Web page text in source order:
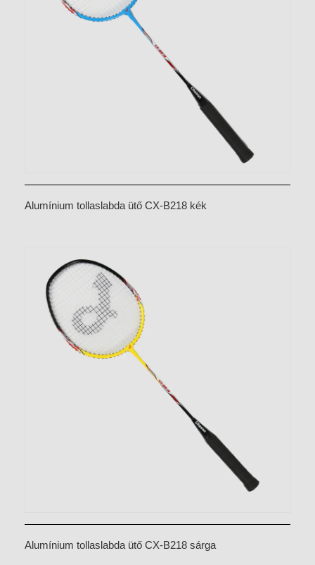
Alumínium tollaslabda ütő CX-B218 kék
Alumínium tollaslabda ütő CX-B218 sárga